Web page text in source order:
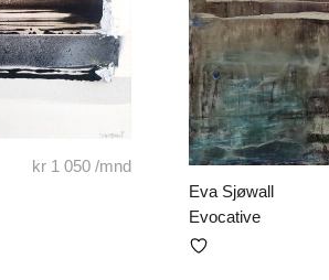
kr 1 050 /mnd
Eva Sjøwall
Evocative